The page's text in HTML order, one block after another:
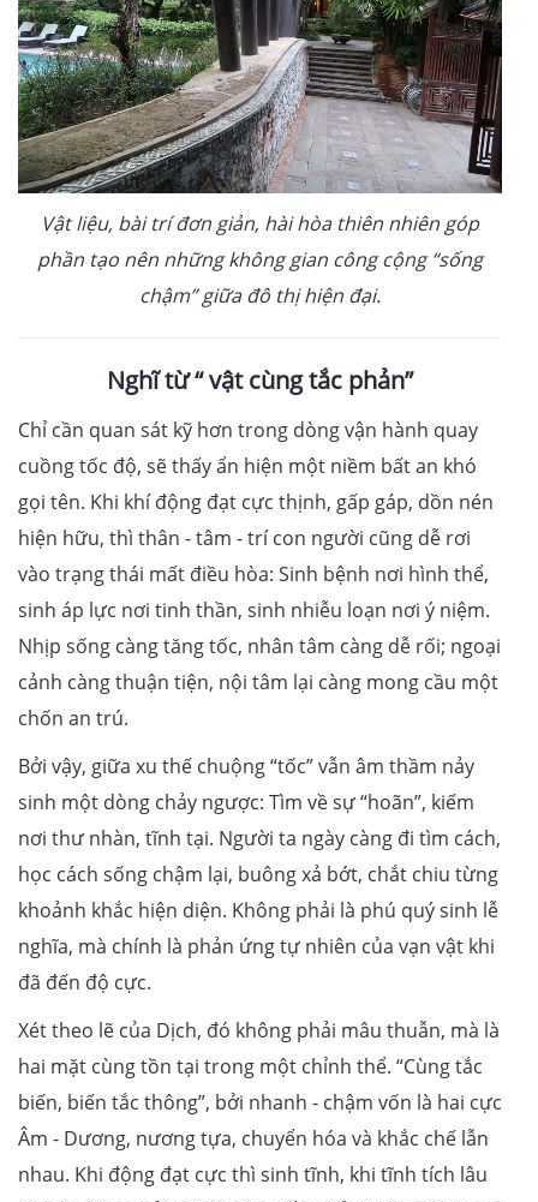
Vật liệu, bài trí đơn giản, hài hòa thiên nhiên góp
phần tạo nên những không gian công cộng “sống
chậm” giữa đô thị hiện đại.
Nghĩ từ “ vật cùng tắc phản”
Chỉ cần quan sát kỹ hơn trong dòng vận hành quay
cuồng tốc độ, sẽ thấy ẩn hiện một niềm bất an khó
gọi tên. Khi khí động đạt cực thịnh, gấp gáp, dồn nén
hiện hữu, thì thân - tâm - trí con người cũng dễ rơi
vào trạng thái mất điều hòa: Sinh bệnh nơi hình thể,
sinh áp lực nơi tinh thần, sinh nhiễu loạn nơi ý niệm.
Nhịp sống càng tăng tốc, nhân tâm càng dễ rối; ngoại
cảnh càng thuận tiện, nội tâm lại càng mong cầu một
chốn an trú.
Bởi vậy, giữa xu thế chuộng “tốc” vẫn âm thầm nảy
sinh một dòng chảy ngược: Tìm về sự “hoãn”, kiếm
nơi thư nhàn, tĩnh tại. Người ta ngày càng đi tìm cách,
học cách sống chậm lại, buông xả bớt, chắt chiu từng
khoảnh khắc hiện diện. Không phải là phú quý sinh lễ
nghĩa, mà chính là phản ứng tự nhiên của vạn vật khi
đã đến độ cực.
Xét theo lẽ của Dịch, đó không phải mâu thuẫn, mà là
hai mặt cùng tồn tại trong một chỉnh thể. “Cùng tắc
biến, biến tắc thông”, bởi nhanh - chậm vốn là hai cực
Âm - Dương, nương tựa, chuyển hóa và khắc chế lẫn
nhau. Khi động đạt cực thì sinh tĩnh, khi tĩnh tích lâu